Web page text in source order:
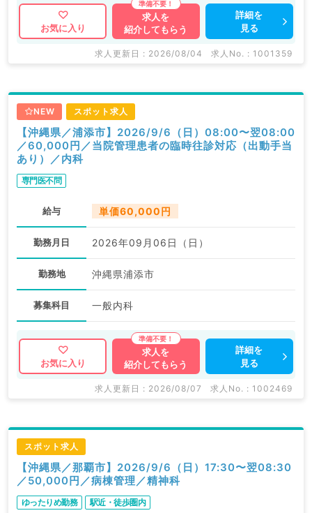
お気に入り
求人を
紹介してもらう
詳細を
見る
求人更新日 : 2026/08/04 求人No. : 1001359
NEW スポット求人
【沖縄県／浦添市】2026/9/6（日）08:00〜翌08:00
／60,000円／当院管理患者の臨時往診対応（出動手当
あり）／内科
専門医不問
給与 単価60,000円
勤務月日 2026年09月06日（日）
勤務地 沖縄県浦添市
募集科目 一般内科
お気に入り
求人を
紹介してもらう
詳細を
見る
求人更新日 : 2026/08/07 求人No. : 1002469
スポット求人
【沖縄県／那覇市】2026/9/6（日）17:30〜翌08:30
／50,000円／病棟管理／精神科
ゆったりめ勤務 駅近・徒歩圏内